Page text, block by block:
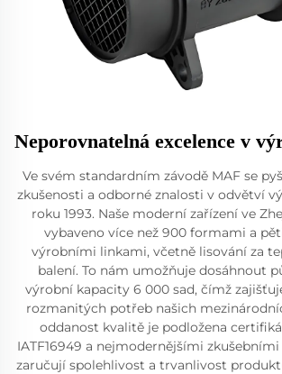
Neporovnatelná excelence v
Ve svém standardním závodě MAF se
zkušenosti a odborné znalosti v odvětví
roku 1993. Naše moderní zařízení ve
vybaveno více než 900 formami a
výrobními linkami, včetně lisování za
balení. To nám umožňuje dosáhnout
výrobní kapacity 6 000 sad, čímž
rozmanitých potřeb našich
oddanost kvalitě je podložena
IATF16949 a nejmodernějšími
zaručují spolehlivost a trvanlivost